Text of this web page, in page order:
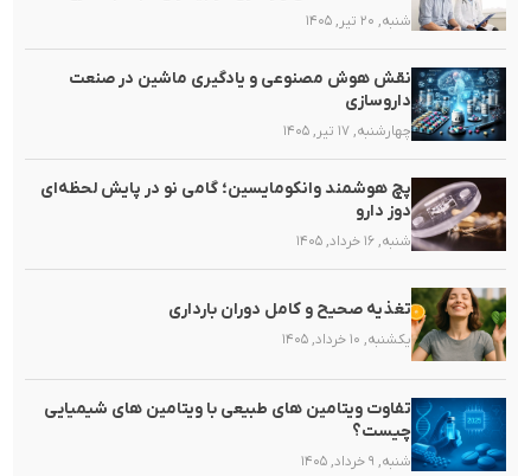
شنبه, ۲۰ تیر, ۱۴۰۵
نقش هوش مصنوعی و یادگیری ماشین در صنعت
داروسازی
چهارشنبه, ۱۷ تیر, ۱۴۰۵
پچ هوشمند وانکومایسین؛ گامی نو در پایش لحظه‌ای
دوز دارو
شنبه, ۱۶ خرداد, ۱۴۰۵
تغذیه صحیح و کامل دوران بارداری
یکشنبه, ۱۰ خرداد, ۱۴۰۵
تفاوت ویتامین های طبیعی با ویتامین های شیمیایی
چیست؟
شنبه, ۹ خرداد, ۱۴۰۵